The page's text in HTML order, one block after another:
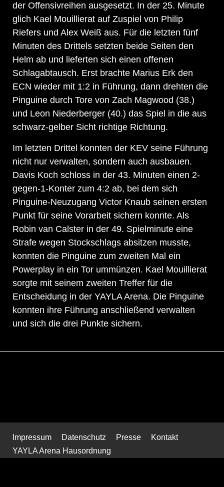
der Offensivreihen ausgesetzt. In der 25. Minute
glich Kael Mouillierat auf Zuspiel von Philip
Riefers und Alex Weiß aus. Für die letzten fünf
Minuten des Drittels setzten beide Seiten den
Helm ab und lieferten sich einen offenen
Schlagabtausch. Erst brachte Marius Erk den
ECN wieder mit 1:2 in Führung, dann drehten die
Pinguine durch Tore von Zach Magwood (38.)
und Leon Niederberger (40.) das Spiel in die aus
schwarz-gelber Sicht richtige Richtung.
Im letzten Drittel konnten der KEV seine Führung
nicht nur verwalten, sondern auch ausbauen.
Davis Koch schloss in der 43. Minuten einen 2-
gegen-1-Konter zum 4:2 ab, bei dem sich
Pinguine-Neuzugang Victor Knaub seinen ersten
Punkt für seine Vorarbeit sichern konnte. Als
Robin van Calster in der 49. Spielminute eine
Strafe wegen Stockschlags absitzen musste,
konnten die Pinguine zum zweiten Mal ein
Powerplay in ein Tor ummünzen. Kael Mouillierat
sorgte mit seinem zweiten Treffer für die
Entscheidung in der YAYLA Arena. Die Pinguine
konnten ihre Führung anschließend verwalten
und sich die drei Punkte sichern.
Impressum Datenschutz Presse
Kontakt
YAYLA Arena Hausordnung